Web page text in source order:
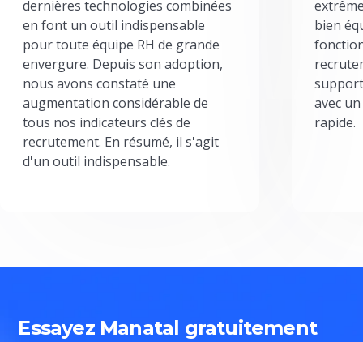
dernières technologies combinées
en font un outil indispensable
pour toute équipe RH de grande
envergure. Depuis son adoption,
nous avons constaté une
augmentation considérable de
tous nos indicateurs clés de
recrutement. En résumé, il s'agit
d'un outil indispensable.
bien
avec
rapide.
Essayez Manatal gratuitement